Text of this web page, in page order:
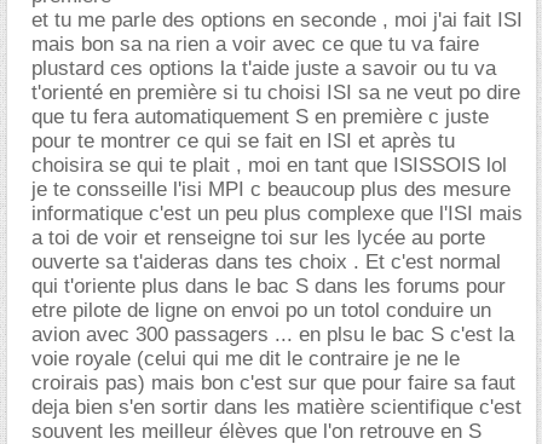
et tu me parle des options en seconde , moi j'ai fait ISI
mais bon sa na rien a voir avec ce que tu va faire
plustard ces options la t'aide juste a savoir ou tu va
t'orienté en première si tu choisi ISI sa ne veut po dire
que tu fera automatiquement S en première c juste
pour te montrer ce qui se fait en ISI et après tu
choisira se qui te plait , moi en tant que ISISSOIS lol
je te consseille l'isi MPI c beaucoup plus des mesure
informatique c'est un peu plus complexe que l'ISI mais
a toi de voir et renseigne toi sur les lycée au porte
ouverte sa t'aideras dans tes choix . Et c'est normal
qui t'oriente plus dans le bac S dans les forums pour
etre pilote de ligne on envoi po un totol conduire un
avion avec 300 passagers ... en plsu le bac S c'est la
voie royale (celui qui me dit le contraire je ne le
croirais pas) mais bon c'est sur que pour faire sa faut
deja bien s'en sortir dans les matière scientifique c'est
souvent les meilleur élèves que l'on retrouve en S